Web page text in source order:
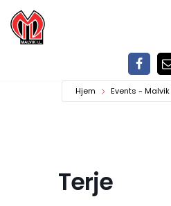
Hopp
Hjem Events - Malvik
Terje